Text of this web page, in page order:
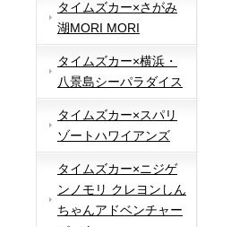
タイムズカー×さがみ
湖MORI MORI
タイムズカー×横浜・
八景島シーパラダイス
タイムズカー×スパリ
ゾートハワイアンズ
タイムズカー×ニジゲ
ンノモリ クレヨンしん
ちゃんアドベンチャー